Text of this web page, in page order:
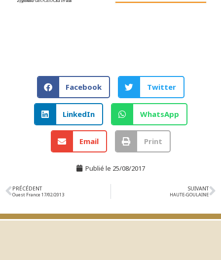
Facebook Twitter
LinkedIn WhatsApp
Email Print
Publié le 25/08/2017
PRÉCÉDENT
Ouest France 17/02/2013
SUIVANT
HAUTE-GOULAINE